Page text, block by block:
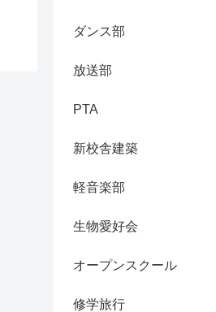
ダンス部
放送部
PTA
新校舎建築
軽音楽部
生物愛好会
オープンスクール
修学旅行